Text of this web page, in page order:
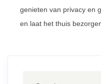
genieten van privacy en
en laat het thuis